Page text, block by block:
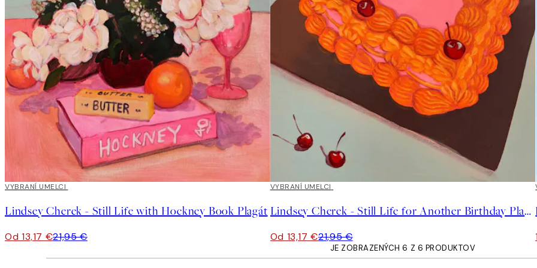
40%*
VYBRANÍ UMELCI
Lindsey Cherek - Still Life with Hockney Book Plagát
Od 13,17 €21,95 €
40%*
VYBRANÍ UMELCI
Lindsey Cherek - Still Life for Another Birthday Plagát
Od 13,17 €21,95 €
JE ZOBRAZENÝCH 6 Z 6 PRODUKTOV